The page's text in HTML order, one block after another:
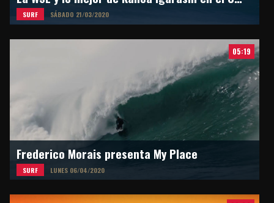
SURF SÁBADO 21/03/2020
05:19
Frederico Morais presenta My Place
SURF LUNES 06/04/2020